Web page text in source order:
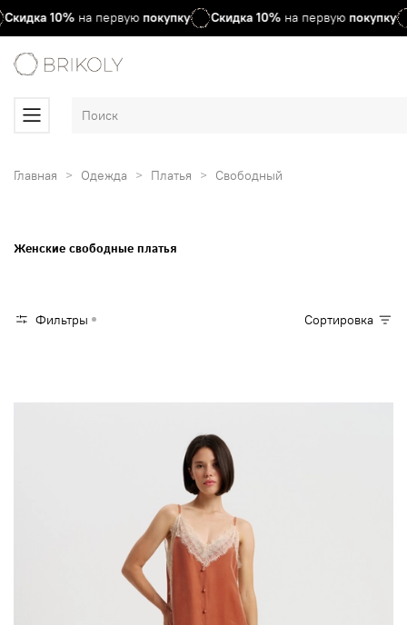
Скидка10%на первуюпокупку Скидка10%на первуюпокупку
Главная Одежда Платья Свободный
Женские свободные платья
Фильтры Сортировка